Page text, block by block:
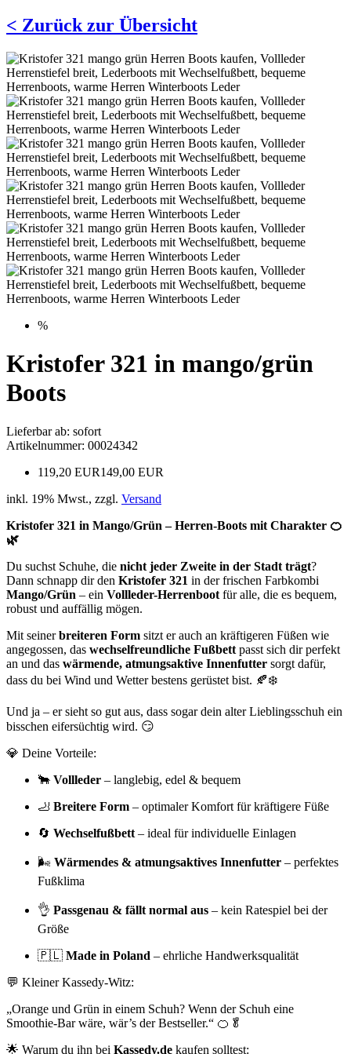
< Zurück zur Übersicht
%
Kristofer 321 in mango/grün
Boots
Lieferbar ab: sofort
Artikelnummer: 00024342
119,20 EUR149,00 EUR
inkl. 19% Mwst., zzgl. Versand
Kristofer 321 in Mango/Grün – Herren-Boots mit Charakter 🍊
🌿
Du suchst Schuhe, die nicht jeder Zweite in der Stadt trägt?
Dann schnapp dir den Kristofer 321 in der frischen Farbkombi
Mango/Grün – ein Vollleder-Herrenboot für alle, die es bequem,
robust und auffällig mögen.
Mit seinerbreiteren Form sitzt er auch an kräftigeren Füßen wie
angegossen, das wechselfreundliche Fußbett passt sich dir perfekt
an und das wärmende, atmungsaktive Innenfutter sorgt dafür,
dass du bei Wind und Wetter bestens gerüstet bist. 🍂❄️
Und ja – er sieht so gut aus, dass sogar dein alter Lieblingsschuh ein
bisschen eifersüchtig wird. 😏
💎 Deine Vorteile:
🐂 Vollleder – langlebig, edel & bequem
🦶 Breitere Form – optimaler Komfort für kräftigere Füße
🔄 Wechselfußbett – ideal für individuelle Einlagen
🌬️ Wärmendes & atmungsaktives Innenfutter – perfektes
Fußklima
👌 Passgenau & fällt normal aus – kein Ratespiel bei der
Größe
🇵🇱 Made in Poland – ehrliche Handwerksqualität
💬 Kleiner Kassedy-Witz:
„Orange und Grün in einem Schuh? Wenn der Schuh eine
Smoothie-Bar wäre, wär’s der Bestseller.“ 🍊🥬
🌟 Warum du ihn bei Kassedy.de kaufen solltest: